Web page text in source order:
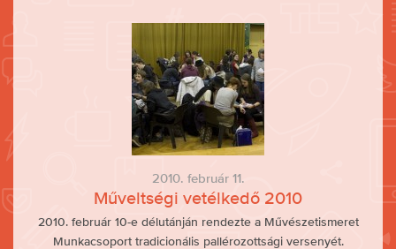
2010. február 11.
Műveltségi vetélkedő 2010
2010. február 10-e délutánján rendezte a Művészetismeret
Munkacsoport tradicionális pallérozottsági versenyét.